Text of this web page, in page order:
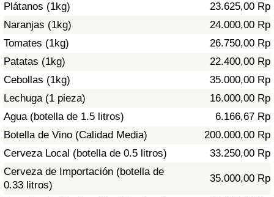
Plátanos (1kg)
23.625,00 Rp
Naranjas (1kg)
24.000,00 Rp
Tomates (1kg)
26.750,00 Rp
Patatas (1kg)
22.400,00 Rp
Cebollas (1kg)
35.000,00 Rp
Lechuga (1 pieza)
16.000,00 Rp
Agua (botella de 1.5 litros)
6.166,67 Rp
Botella de Vino (Calidad Media)
200.000,00 Rp
Cerveza Local (botella de 0.5 litros)
33.250,00 Rp
Cerveza de Importación (botella de
0.33 litros)
35.000,00 Rp
Índice de contaminación
Índice de Contaminación por País
Tráfico
Índice de Tráfico
Índice de Tráfico (Actual)
Índice de Tráfico por País